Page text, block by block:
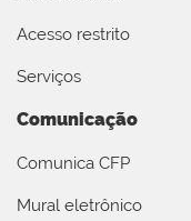
Acesso restrito
Serviços
Comunicação
Comunica CFP
Mural eletrônico